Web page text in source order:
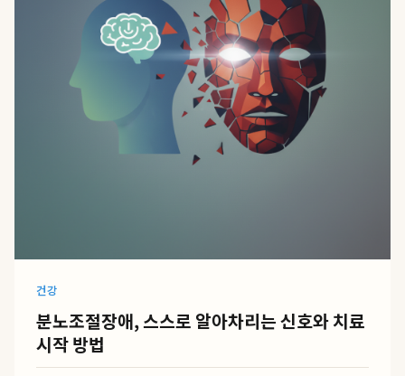
건강
분노조절장애, 스스로 알아차리는 신호와 치료
시작 방법